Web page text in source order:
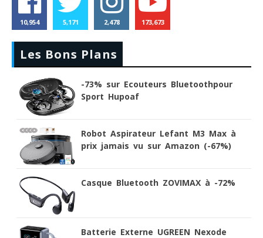
10,954 5,171 2,478 173,673
Les Bons Plans
-73% sur Ecouteurs Bluetoothpour
Sport Hupoaf
Robot Aspirateur Lefant M3 Max à
prix jamais vu sur Amazon (-67%)
Casque Bluetooth ZOVIMAX à -72%
Batterie Externe UGREEN Nexode